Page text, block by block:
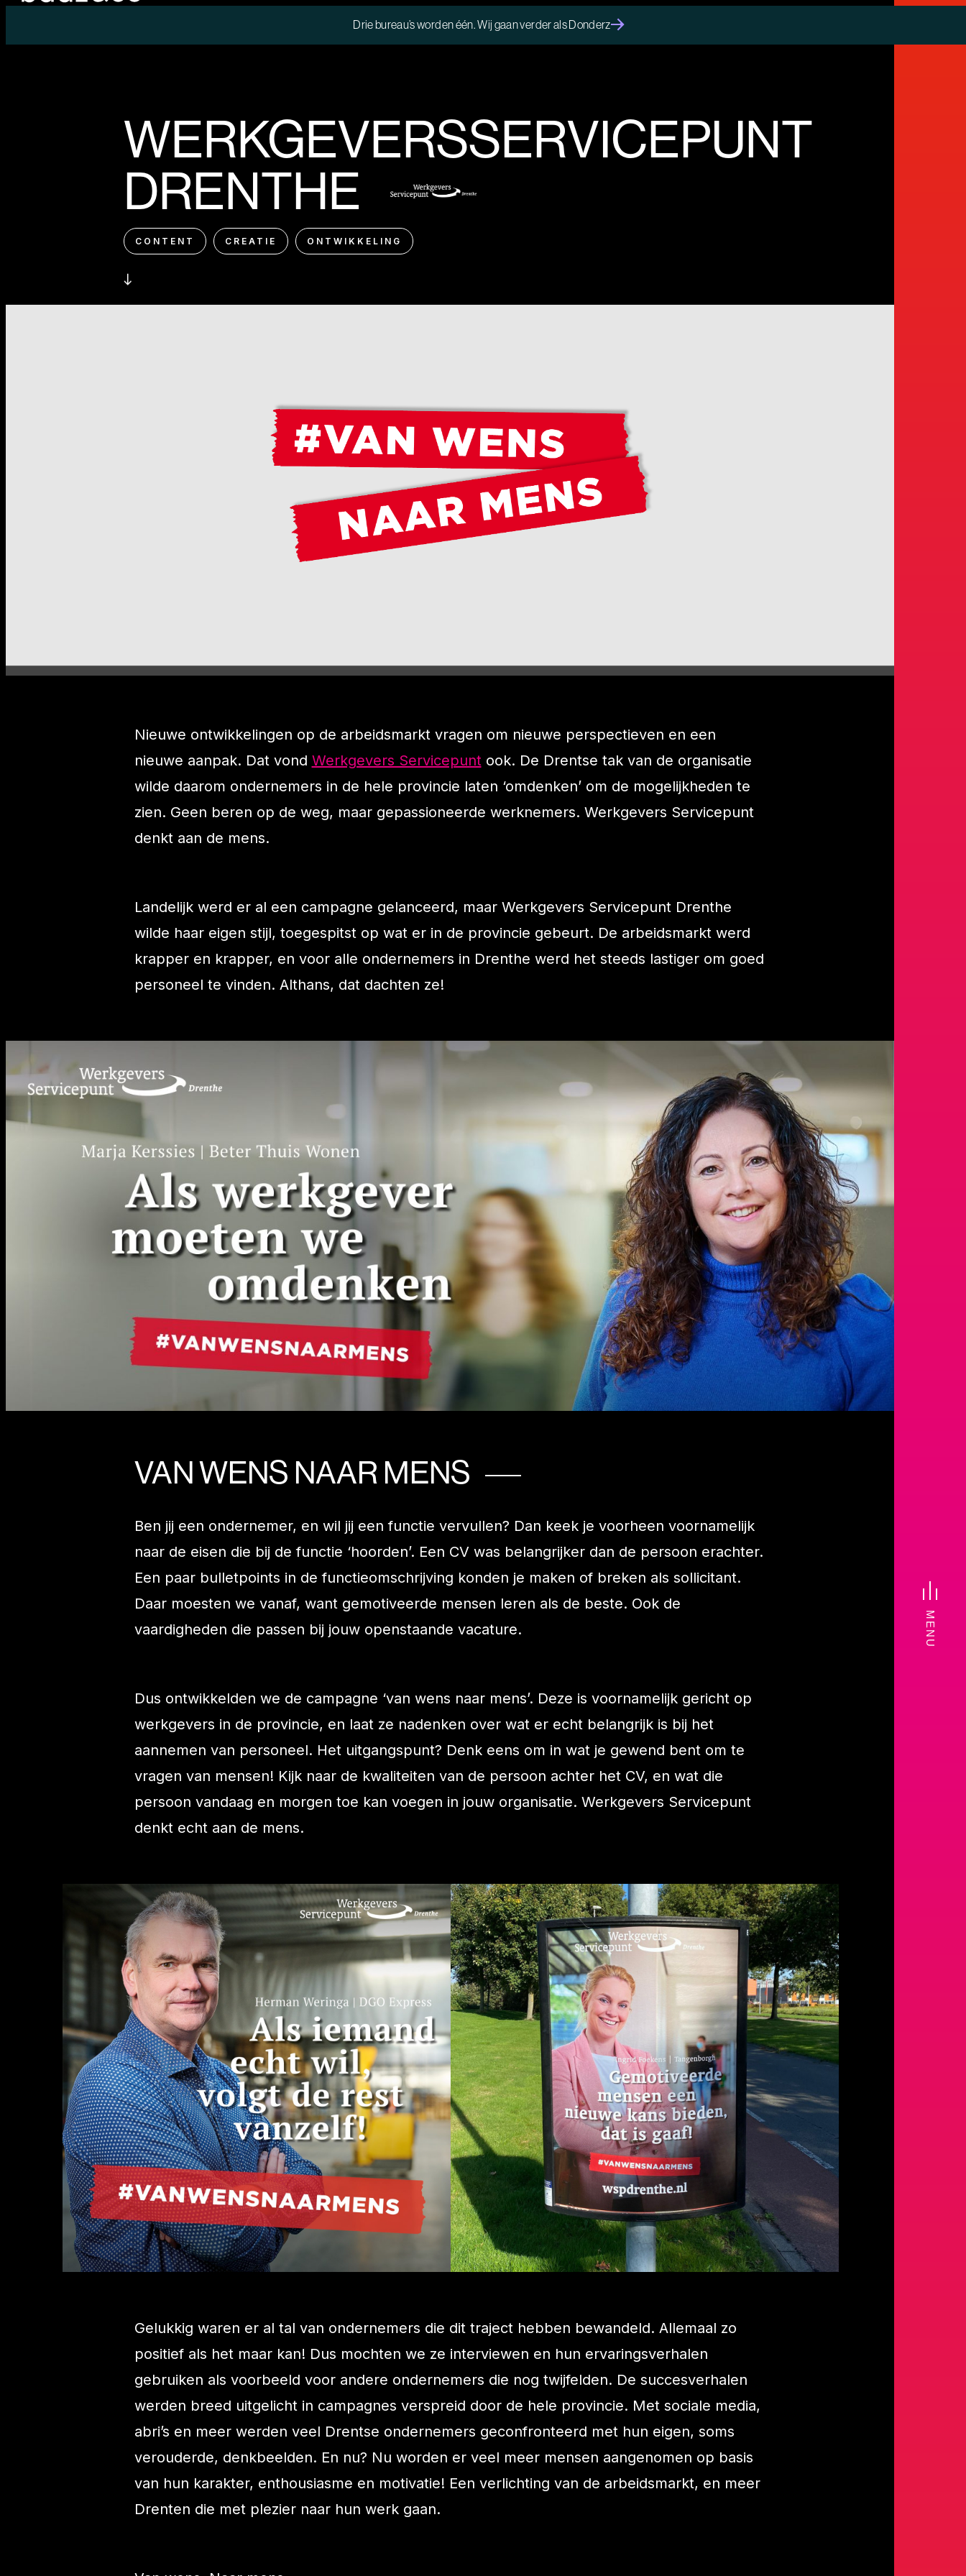
Drie bureau’s worden één. Wij gaan verder als Donderz
MENU
WERKGEVERSSERVICEPUNT
DRENTHE
CONTENT CREATIE ONTWIKKELING
Nieuwe ontwikkelingen op de arbeidsmarkt vragen om nieuwe perspectieven en een
nieuwe aanpak. Dat vond Werkgevers Servicepunt ook. De Drentse tak van de organisatie
wilde daarom ondernemers in de hele provincie laten ‘omdenken’ om de mogelijkheden te
zien. Geen beren op de weg, maar gepassioneerde werknemers. Werkgevers Servicepunt
denkt aan de mens.
Landelijk werd er al een campagne gelanceerd, maar Werkgevers Servicepunt Drenthe
wilde haar eigen stijl, toegespitst op wat er in de provincie gebeurt. De arbeidsmarkt werd
krapper en krapper, en voor alle ondernemers in Drenthe werd het steeds lastiger om goed
personeel te vinden. Althans, dat dachten ze!
VAN WENS NAAR MENS
Ben jij een ondernemer, en wil jij een functie vervullen? Dan keek je voorheen voornamelijk
naar de eisen die bij de functie ‘hoorden’. Een CV was belangrijker dan de persoon erachter.
Een paar bulletpoints in de functieomschrijving konden je maken of breken als sollicitant.
Daar moesten we vanaf, want gemotiveerde mensen leren als de beste. Ook de
vaardigheden die passen bij jouw openstaande vacature.
Dus ontwikkelden we de campagne ‘van wens naar mens’. Deze is voornamelijk gericht op
werkgevers in de provincie, en laat ze nadenken over wat er echt belangrijk is bij het
aannemen van personeel. Het uitgangspunt? Denk eens om in wat je gewend bent om te
vragen van mensen! Kijk naar de kwaliteiten van de persoon achter het CV, en wat die
persoon vandaag en morgen toe kan voegen in jouw organisatie. Werkgevers Servicepunt
denkt echt aan de mens.
Gelukkig waren er al tal van ondernemers die dit traject hebben bewandeld. Allemaal zo
positief als het maar kan! Dus mochten we ze interviewen en hun ervaringsverhalen
gebruiken als voorbeeld voor andere ondernemers die nog twijfelden. De succesverhalen
werden breed uitgelicht in campagnes verspreid door de hele provincie. Met sociale media,
abri’s en meer werden veel Drentse ondernemers geconfronteerd met hun eigen, soms
verouderde, denkbeelden. En nu? Nu worden er veel meer mensen aangenomen op basis
van hun karakter, enthousiasme en motivatie! Een verlichting van de arbeidsmarkt, en meer
Drenten die met plezier naar hun werk gaan.